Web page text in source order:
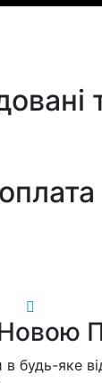
будь-яке